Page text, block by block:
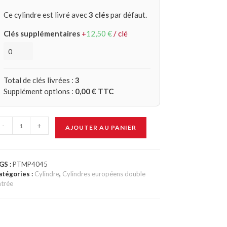
Ce cylindre est livré avec3 cléspar défaut.
Clés supplémentaires +12,50 €/ clé
Total de clés livrées : 3
Supplément options : 0,00€ TTC
- + AJOUTER AU PANIER
:PTMP4045
: Cylindre, Cylindres européens double